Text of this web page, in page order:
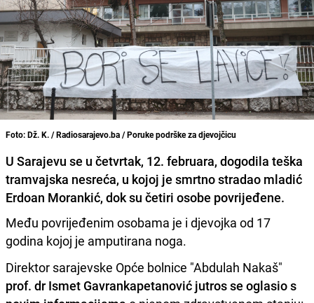
Foto: Dž. K. / Radiosarajevo.ba / Poruke podrške za djevojčicu
U Sarajevu se u četvrtak, 12. februara, dogodila teška
tramvajska nesreća, u kojoj je smrtno stradao mladić
Erdoan Morankić, dok su četiri osobe povrijeđene.
Među povrijeđenim osobama je i djevojka od 17
godina kojoj je amputirana noga.
Direktor sarajevske Opće bolnice "Abdulah Nakaš"
prof. dr Ismet Gavrankapetanović jutros se oglasio s